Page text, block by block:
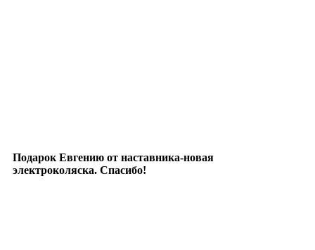
Подарок Евгению от наставника-новая
электроколяска. Спасибо!